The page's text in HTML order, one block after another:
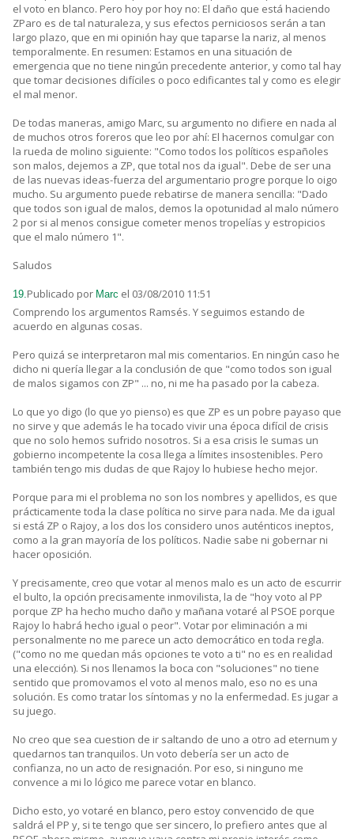
el voto en blanco. Pero hoy por hoy no: El daño que está haciendo
ZParo es de tal naturaleza, y sus efectos perniciosos serán a tan
largo plazo, que en mi opinión hay que taparse la nariz, al menos
temporalmente. En resumen: Estamos en una situación de
emergencia que no tiene ningún precedente anterior, y como tal hay
que tomar decisiones difíciles o poco edificantes tal y como es elegir
el mal menor.
De todas maneras, amigo Marc, su argumento no difiere en nada al
de muchos otros foreros que leo por ahí: El hacernos comulgar con
la rueda de molino siguiente: "Como todos los políticos españoles
son malos, dejemos a ZP, que total nos da igual". Debe de ser una
de las nuevas ideas-fuerza del argumentario progre porque lo oigo
mucho. Su argumento puede rebatirse de manera sencilla: "Dado
que todos son igual de malos, demos la opotunidad al malo número
2 por si al menos consigue cometer menos tropelías y estropicios
que el malo número 1".
Saludos
19.Publicado por Marc el 03/08/2010 11:51
Comprendo los argumentos Ramsés. Y seguimos estando de
acuerdo en algunas cosas.
Pero quizá se interpretaron mal mis comentarios. En ningún caso he
dicho ni quería llegar a la conclusión de que "como todos son igual
de malos sigamos con ZP" ... no, ni me ha pasado por la cabeza.
Lo que yo digo (lo que yo pienso) es que ZP es un pobre payaso que
no sirve y que además le ha tocado vivir una época difícil de crisis
que no solo hemos sufrido nosotros. Si a esa crisis le sumas un
gobierno incompetente la cosa llega a límites insostenibles. Pero
también tengo mis dudas de que Rajoy lo hubiese hecho mejor.
Porque para mi el problema no son los nombres y apellidos, es que
prácticamente toda la clase política no sirve para nada. Me da igual
si está ZP o Rajoy, a los dos los considero unos auténticos ineptos,
como a la gran mayoría de los políticos. Nadie sabe ni gobernar ni
hacer oposición.
Y precisamente, creo que votar al menos malo es un acto de escurrir
el bulto, la opción precisamente inmovilista, la de "hoy voto al PP
porque ZP ha hecho mucho daño y mañana votaré al PSOE porque
Rajoy lo habrá hecho igual o peor". Votar por eliminación a mi
personalmente no me parece un acto democrático en toda regla.
("como no me quedan más opciones te voto a ti" no es en realidad
una elección). Si nos llenamos la boca con "soluciones" no tiene
sentido que promovamos el voto al menos malo, eso no es una
solución. Es como tratar los síntomas y no la enfermedad. Es jugar a
su juego.
No creo que sea cuestion de ir saltando de uno a otro ad eternum y
quedarnos tan tranquilos. Un voto debería ser un acto de
confianza, no un acto de resignación. Por eso, si ninguno me
convence a mi lo lógico me parece votar en blanco.
Dicho esto, yo votaré en blanco, pero estoy convencido de que
saldrá el PP y, si te tengo que ser sincero, lo prefiero antes que al